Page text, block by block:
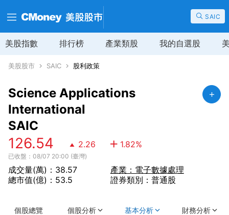
SAIC
美股指數 排行榜 產業類股 我的自選股
美股股市 SAIC 股利政策
Science Applications
International
SAIC
126.54 2.26 1.82%
已收盤：08/07 20:00 (臺灣)
成交量(萬)：38.57
總市值(億)：53.5
產業：電子數據處理
證券類別：普通股
個股總覽 個股分析 基本分析 財務分析